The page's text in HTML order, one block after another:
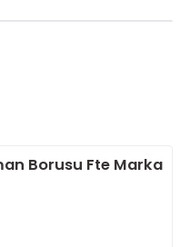
Borusu Fte Marka